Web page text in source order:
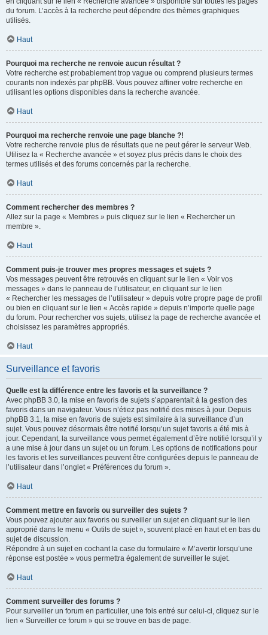
du forum. L’accès à la recherche peut dépendre des thèmes graphiques
utilisés.
Haut
Pourquoi ma recherche ne renvoie aucun résultat ?
Votre recherche est probablement trop vague ou comprend plusieurs termes
courants non indexés par phpBB. Vous pouvez affiner votre recherche en
utilisant les options disponibles dans la recherche avancée.
Haut
Pourquoi ma recherche renvoie une page blanche ?!
Votre recherche renvoie plus de résultats que ne peut gérer le serveur Web.
Utilisez la « Recherche avancée » et soyez plus précis dans le choix des
termes utilisés et des forums concernés par la recherche.
Haut
Comment rechercher des membres ?
Allez sur la page « Membres » puis cliquez sur le lien « Rechercher un
membre ».
Haut
Comment puis-je trouver mes propres messages et sujets ?
Vos messages peuvent être retrouvés en cliquant sur le lien « Voir vos
messages » dans le panneau de l’utilisateur, en cliquant sur le lien
« Rechercher les messages de l’utilisateur » depuis votre propre page de profil
ou bien en cliquant sur le lien « Accès rapide » depuis n’importe quelle page
du forum. Pour rechercher vos sujets, utilisez la page de recherche avancée et
choisissez les paramètres appropriés.
Haut
Surveillance et favoris
Quelle est la différence entre les favoris et la surveillance ?
Avec phpBB 3.0, la mise en favoris de sujets s’apparentait à la gestion des
favoris dans un navigateur. Vous n’étiez pas notifié des mises à jour. Depuis
phpBB 3.1, la mise en favoris de sujets est similaire à la surveillance d’un
sujet. Vous pouvez désormais être notifié lorsqu’un sujet favoris a été mis à
jour. Cependant, la surveillance vous permet également d’être notifié lorsqu’il y
a une mise à jour dans un sujet ou un forum. Les options de notifications pour
les favoris et les surveillances peuvent être configurées depuis le panneau de
l’utilisateur dans l’onglet « Préférences du forum ».
Haut
Comment mettre en favoris ou surveiller des sujets ?
Vous pouvez ajouter aux favoris ou surveiller un sujet en cliquant sur le lien
approprié dans le menu « Outils de sujet », souvent placé en haut et en bas du
sujet de discussion.
Répondre à un sujet en cochant la case du formulaire « M’avertir lorsqu’une
réponse est postée » vous permettra également de surveiller le sujet.
Haut
Comment surveiller des forums ?
Pour surveiller un forum en particulier, une fois entré sur celui-ci, cliquez sur le
lien « Surveiller ce forum » qui se trouve en bas de page.